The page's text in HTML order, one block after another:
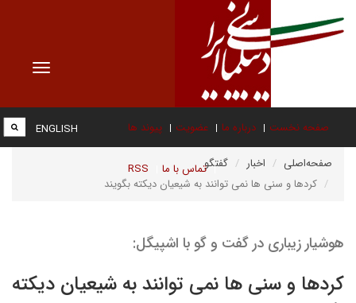
Toggle
صفحه نخست درباره ما عضویت پیوند ها
تماس با ما RSS
ENGLISH
صفحه‌اصلی اخبار
گفتگو
کردها و سنی ها نمی توانند به شیعیان دیکته بگویند
هوشیار زیباری در گفت و گو با اشپیگل:
کردها و سنی ها نمی توانند به شیعیان دیکته